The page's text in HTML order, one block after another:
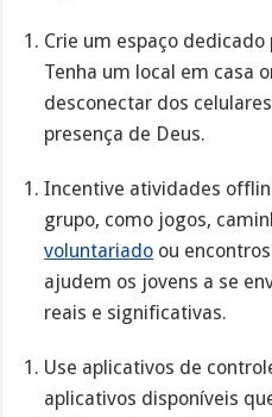
Crie um espaço
Tenha um local em casa
desconectar dos
presença de Deus.
Incentive atividades
grupo, como jogos,
voluntariado ou
ajudem os jovens a se
reais e significativas.
Use aplicativos de
aplicativos disponíveis